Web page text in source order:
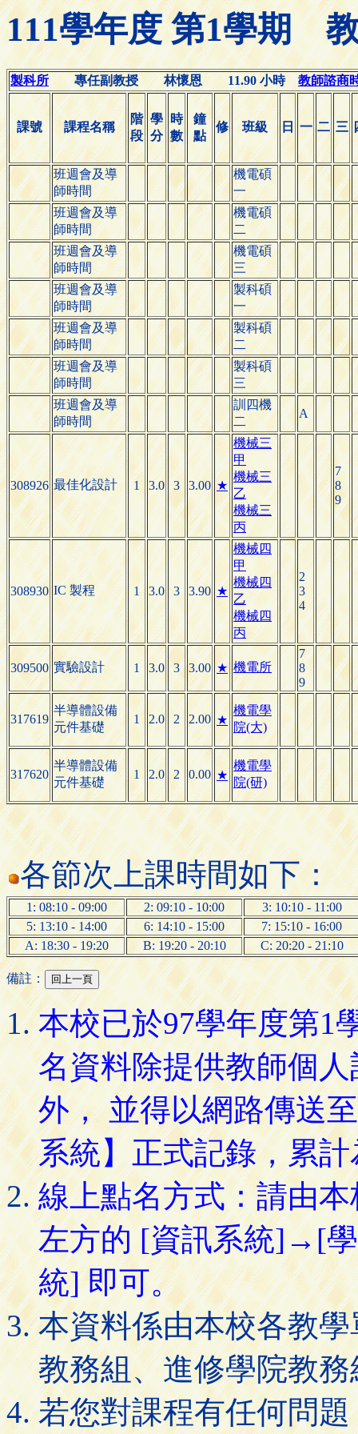
111學年度 第1學期
製科所專任副教授 林懷恩 11.90 小時教師諮商
課號 課程名稱
階
段
學
分
時
數
鐘
點
修 班級 日 一 二 三
班週會及導
師時間
機電碩
一
班週會及導
師時間
機電碩
二
班週會及導
師時間
機電碩
三
班週會及導
師時間
製科碩
一
班週會及導
師時間
製科碩
二
班週會及導
師時間
製科碩
三
班週會及導
師時間
訓四機
二
A
308926 最佳化設計 1 3.0 3 3.00 ★
機械三
甲
機械三
乙
機械三
丙
7
8
9
308930 IC 製程 1 3.0 3 3.90 ★
機械四
甲
機械四
乙
機械四
丙
2
3
4
309500 實驗設計 1 3.0 3 3.00 ★ 機電所
7
8
9
317619
半導體設備
元件基礎
1 2.0 2 2.00 ★
機電學
院(大)
317620
半導體設備
元件基礎
1 2.0 2 0.00 ★
機電學
院(研)
各節次上課時間如下：
1: 08:10 - 09:00 2: 09:10 - 10:00
3: 10:10 - 11:00
5: 13:10 - 14:00
6: 14:10 - 15:00
7: 15:10 - 16:00
A: 18:30 - 19:20
B: 19:20 - 20:10 C: 20:20 - 21:10
備註：
本校已於97學年度第1
名資料除提供教師個
外， 並得以網路傳送
系統】正式記錄，累
線上點名方式：請由
左方的 [資訊系統]→[
統] 即可。
本資料係由本校各教
教務組、進修學院教
若您對課程有任何問